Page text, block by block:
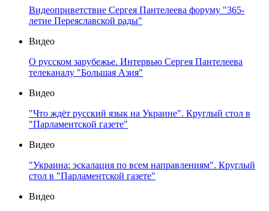
Видеоприветствие Сергея Пантелеева форуму "365-
летие Переяславской рады"
Видео
О русском зарубежье. Интервью Сергея Пантелеева
телеканалу "Большая Азия"
Видео
"Что ждёт русский язык на Украине". Круглый стол в
"Парламентской газете"
Видео
"Украина: эскалация по всем направлениям". Круглый
стол в "Парламентской газете"
Видео